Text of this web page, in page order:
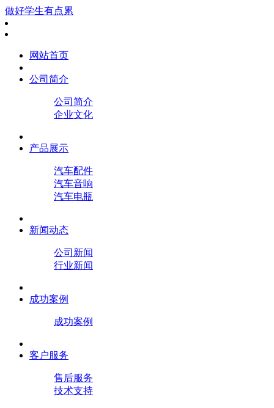
做好学生有点累
网站首页
公司简介
公司简介
企业文化
产品展示
汽车配件
汽车音响
汽车电瓶
新闻动态
公司新闻
行业新闻
成功案例
成功案例
客户服务
售后服务
技术支持